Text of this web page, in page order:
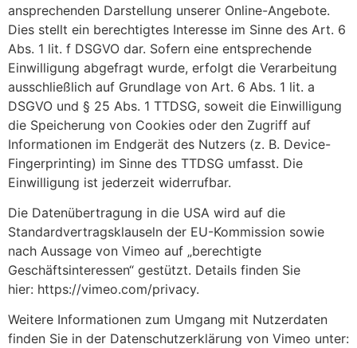
ansprechenden Darstellung unserer Online-Angebote.
Dies stellt ein berechtigtes Interesse im Sinne des Art. 6
Abs. 1 lit. f DSGVO dar. Sofern eine entsprechende
Einwilligung abgefragt wurde, erfolgt die Verarbeitung
ausschließlich auf Grundlage von Art. 6 Abs. 1 lit. a
DSGVO und § 25 Abs. 1 TTDSG, soweit die Einwilligung
die Speicherung von Cookies oder den Zugriff auf
Informationen im Endgerät des Nutzers (z. B. Device-
Fingerprinting) im Sinne des TTDSG umfasst. Die
Einwilligung ist jederzeit widerrufbar.
Die Datenübertragung in die USA wird auf die
Standardvertragsklauseln der EU-Kommission sowie
nach Aussage von Vimeo auf „berechtigte
Geschäftsinteressen“ gestützt. Details finden Sie
hier: https://vimeo.com/privacy.
Weitere Informationen zum Umgang mit Nutzerdaten
finden Sie in der Datenschutzerklärung von Vimeo unter: